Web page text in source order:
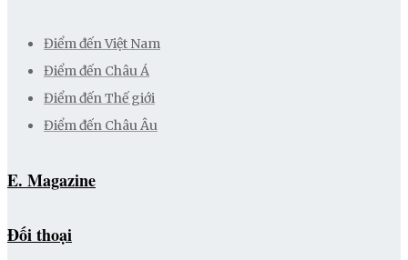
Điểm đến Việt Nam
Điểm đến Châu Á
Điểm đến Thế giới
Điểm đến Châu Âu
E. Magazine
Đối thoại